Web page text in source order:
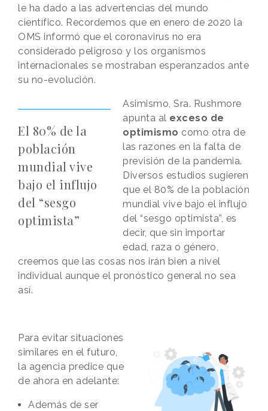
le ha dado a las advertencias del mundo
científico. Recordemos que en enero de 2020 la
OMS informó que el coronavirus no era
considerado peligroso y los organismos
internacionales se mostraban esperanzados ante
su no-evolución.
El 80% de la
población
mundial vive
bajo el influjo
del “sesgo
optimista”
Asimismo, Sra. Rushmore
apunta al exceso de
optimismo como otra de
las razones en la falta de
previsión de la pandemia.
Diversos estudios sugieren
que el 80% de la población
mundial vive bajo el influjo
del “sesgo optimista”, es
decir, que sin importar
edad, raza o género,
creemos que las cosas nos irán bien a nivel
individual aunque el pronóstico general no sea
así.
Para evitar situaciones
similares en el futuro,
la agencia predice que
de ahora en adelante:
Además de ser